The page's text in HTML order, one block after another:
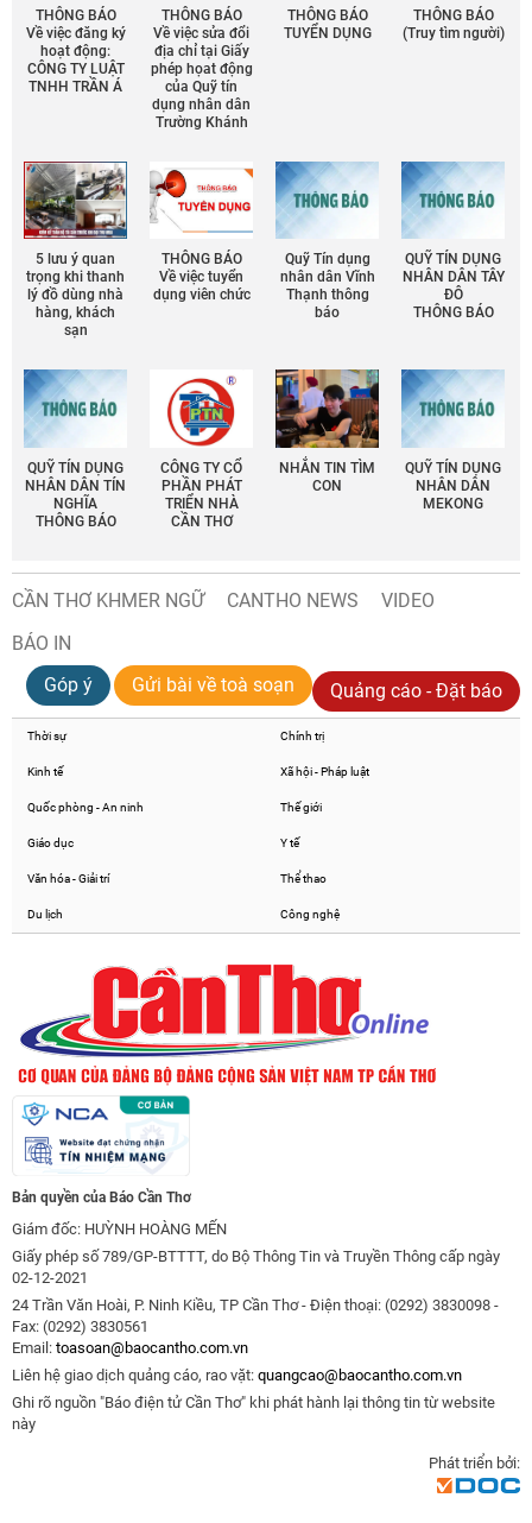
THÔNG BÁO
Về việc đăng ký
hoạt động:
CÔNG TY LUẬT
TNHH TRẦN Á
THÔNG BÁO
Về việc sửa đổi
địa chỉ tại Giấy
phép họat động
của Quỹ tín
dụng nhân dân
Trường Khánh
THÔNG BÁO
TUYỂN DỤNG
THÔNG BÁO
(Truy tìm người)
5 lưu ý quan
trọng khi thanh
lý đồ dùng nhà
hàng, khách
sạn
THÔNG BÁO
Về việc tuyển
dụng viên chức
Quỹ Tín dụng
nhân dân Vĩnh
Thạnh thông
báo
QUỸ TÍN DỤNG
NHÂN DÂN TÂY
ĐÔ
THÔNG BÁO
QUỸ TÍN DỤNG
NHÂN DÂN TÍN
NGHĨA
THÔNG BÁO
CÔNG TY CỔ
PHẦN PHÁT
TRIỂN NHÀ
CẦN THƠ
NHẮN TIN TÌM
CON
QUỸ TÍN DỤNG
NHÂN DÂN
MEKONG
CẦN THƠ KHMER NGỮ CANTHO NEWS
VIDEO
BÁO IN
Góp ý
Gửi bài về toà soạn Quảng cáo - Đặt báo
Thời sự Chính trị
Kinh tế Xã hội - Pháp luật
Quốc phòng - An ninh Thế giới
Giáo dục Y tế
Văn hóa - Giải trí Thể thao
Du lịch Công nghệ
Bản quyền của Báo Cần Thơ
Giám đốc: HUỲNH HOÀNG MẾN
Giấy phép số 789/GP-BTTTT, do Bộ Thông Tin và Truyền Thông cấp ngày
02-12-2021
24 Trần Văn Hoài, P. Ninh Kiều, TP Cần Thơ - Điện thoại: (0292) 3830098 -
Fax: (0292) 3830561
Email: toasoan@baocantho.com.vn
Liên hệ giao dịch quảng cáo, rao vặt: quangcao@baocantho.com.vn
Ghi rõ nguồn "Báo điện tử Cần Thơ" khi phát hành lại thông tin từ website
này
Phát triển bởi: